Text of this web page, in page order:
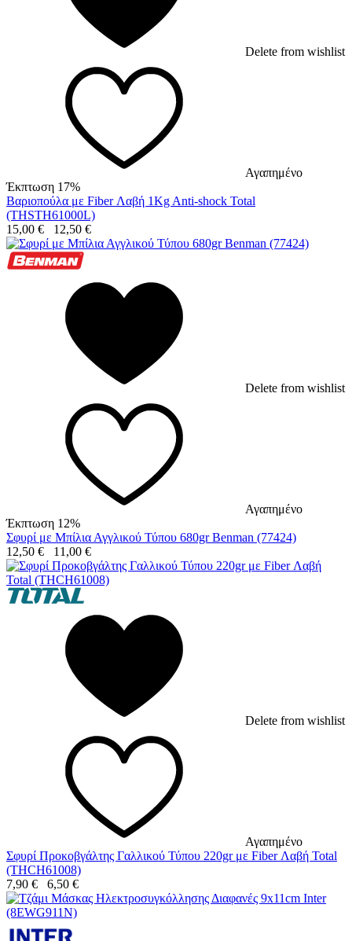
Delete from wishlist
Αγαπημένο
Έκπτωση 17%
Βαριοπούλα με Fiber Λαβή 1Kg Anti-shock Total
(THSTH61000L)
15,00 € 12,50 €
Delete from wishlist
Αγαπημένο
Έκπτωση 12%
Σφυρί με Μπίλια Αγγλικού Τύπου 680gr Benman (77424)
12,50 € 11,00 €
Delete from wishlist
Αγαπημένο
Σφυρί Προκοβγάλτης Γαλλικού Τύπου 220gr με Fiber Λαβή Total
(THCH61008)
7,90 € 6,50 €